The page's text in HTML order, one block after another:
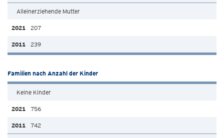
Alleinerziehende Mutter
207
239
Familien nach Anzahl der Kinder
Keine Kinder
756
742